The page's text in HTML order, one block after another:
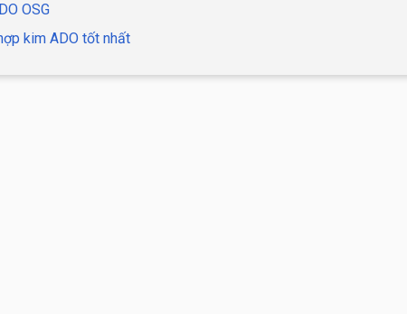
OSG
kim ADO tốt nhất